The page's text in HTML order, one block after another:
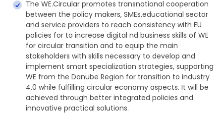
The WE.Circular promotes transnational cooperation
between the policy makers, SMEs,educational sector
and service providers to reach consistency with EU
policies for to increase digital nd business skills of WE
for circular transition and to equip the main
stakeholders with skills necessary to develop and
implement smart specialization strategies, supporting
WE from the Danube Region for transition to industry
4.0 while fulfilling circular economy aspects. It will be
achieved through better integrated policies and
innovative practical solutions.